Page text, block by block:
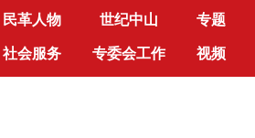
民革人物 世纪中山 专题
社会服务 专委会工作 视频